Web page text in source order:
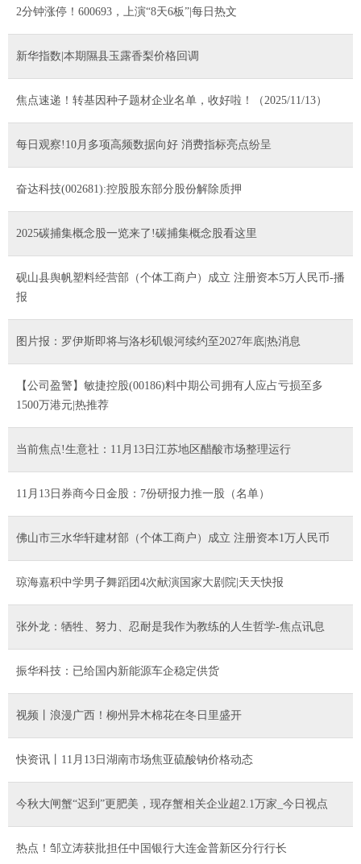
2分钟涨停！600693，上演“8天6板”|每日热文
新华指数|本期隰县玉露香梨价格回调
焦点速递！转基因种子题材企业名单，收好啦！（2025/11/13）
每日观察!10月多项高频数据向好 消费指标亮点纷呈
奋达科技(002681):控股股东部分股份解除质押
2025碳捕集概念股一览来了!碳捕集概念股看这里
砚山县舆帆塑料经营部（个体工商户）成立 注册资本5万人民币-播
报
图片报：罗伊斯即将与洛杉矶银河续约至2027年底|热消息
【公司盈警】敏捷控股(00186)料中期公司拥有人应占亏损至多
1500万港元|热推荐
当前焦点!生意社：11月13日江苏地区醋酸市场整理运行
11月13日券商今日金股：7份研报力推一股（名单）
佛山市三水华轩建材部（个体工商户）成立 注册资本1万人民币
琼海嘉积中学男子舞蹈团4次献演国家大剧院|天天快报
张外龙：牺牲、努力、忍耐是我作为教练的人生哲学-焦点讯息
振华科技：已给国内新能源车企稳定供货
视频丨浪漫广西！柳州异木棉花在冬日里盛开
快资讯丨11月13日湖南市场焦亚硫酸钠价格动态
今秋大闸蟹“迟到”更肥美，现存蟹相关企业超2.1万家_今日视点
热点！邹立涛获批担任中国银行大连金普新区分行行长